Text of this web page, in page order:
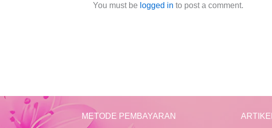
You must be logged in to post a comment.
METODE PEMBAYARAN ARTIKEL